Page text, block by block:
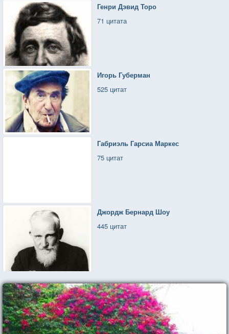
Генри Дэвид Торо
71 цитата
Игорь Губерман
525 цитат
Габриэль Гарсиа Маркес
75 цитат
Джордж Бернард Шоу
445 цитат